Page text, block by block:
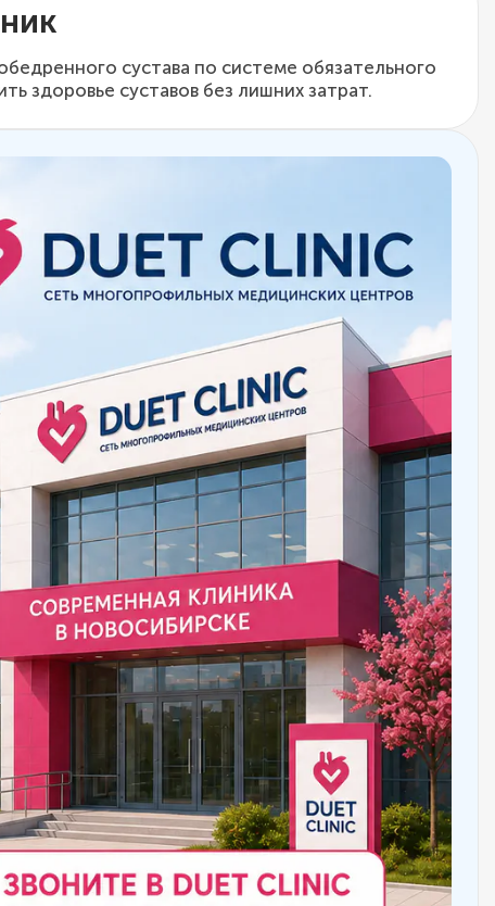
сустава по системе обязательного
здоровье суставов без лишних затрат.